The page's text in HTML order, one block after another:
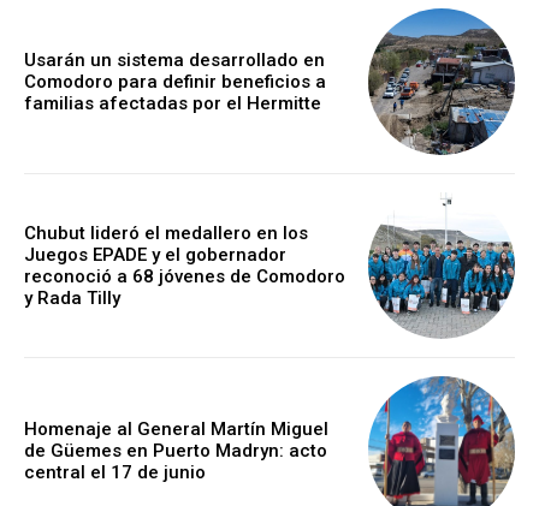
Usarán un sistema desarrollado en
Comodoro para definir beneficios a
familias afectadas por el Hermitte
Chubut lideró el medallero en los
Juegos EPADE y el gobernador
reconoció a 68 jóvenes de Comodoro
y Rada Tilly
Homenaje al General Martín Miguel
de Güemes en Puerto Madryn: acto
central el 17 de junio